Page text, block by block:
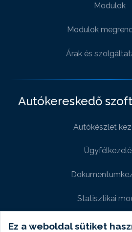
Ez a weboldal sütiket
Modulok
Modulok
Árak és
Autókereskedő
Autókészlet
Statisztikai
Weboldal